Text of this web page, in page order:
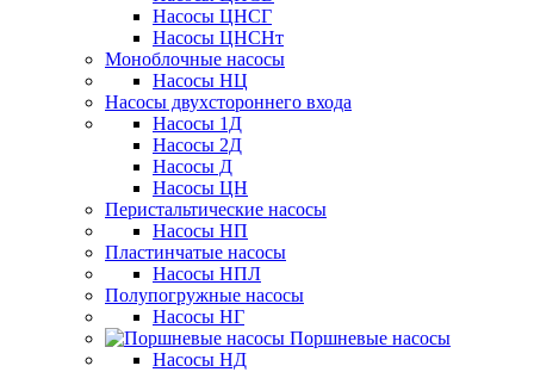
Насосы ЦНСГ
Насосы ЦНСНт
Моноблочные насосы
Насосы НЦ
Насосы двухстороннего входа
Насосы 1Д
Насосы 2Д
Насосы Д
Насосы ЦН
Перистальтические насосы
Насосы НП
Пластинчатые насосы
Насосы НПЛ
Полупогружные насосы
Насосы НГ
Поршневые насосы
Насосы НД